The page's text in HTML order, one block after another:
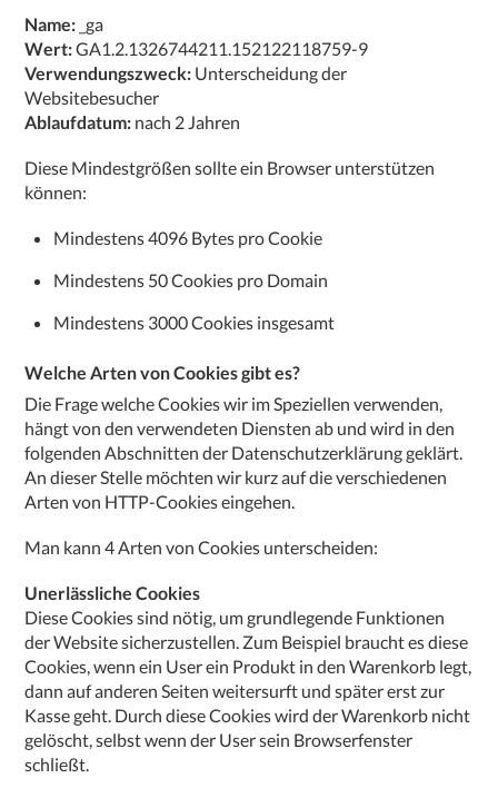
Name: _ga
Wert:GA1.2.1326744211.152122118759-9
Verwendungszweck: Unterscheidung der
Websitebesucher
Ablaufdatum: nach 2 Jahren
Diese Mindestgrößen sollte ein Browser unterstützen
können:
Mindestens 4096 Bytes pro Cookie
Mindestens 50 Cookies pro Domain
Mindestens 3000 Cookies insgesamt
Welche Arten von Cookies gibt es?
Die Frage welche Cookies wir im Speziellen verwenden,
hängt von den verwendeten Diensten ab und wird in den
folgenden Abschnitten der Datenschutzerklärung geklärt.
An dieser Stelle möchten wir kurz auf die verschiedenen
Arten von HTTP-Cookies eingehen.
Man kann 4 Arten von Cookies unterscheiden:
Unerlässliche Cookies
Diese Cookies sind nötig, um grundlegende Funktionen
der Website sicherzustellen. Zum Beispiel braucht es diese
Cookies, wenn ein User ein Produkt in den Warenkorb legt,
dann auf anderen Seiten weitersurft und später erst zur
Kasse geht. Durch diese Cookies wird der Warenkorb nicht
gelöscht, selbst wenn der User sein Browserfenster
schließt.